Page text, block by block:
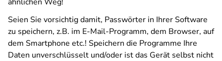
Seien Sie vorsichtig damit, Passwörter in Ihrer Software
zu speichern, z.B. im E-Mail-Programm, dem Browser, auf
dem Smartphone etc.! Speichern die Programme Ihre
Daten unverschlüsselt und/oder ist das Gerät selbst nicht